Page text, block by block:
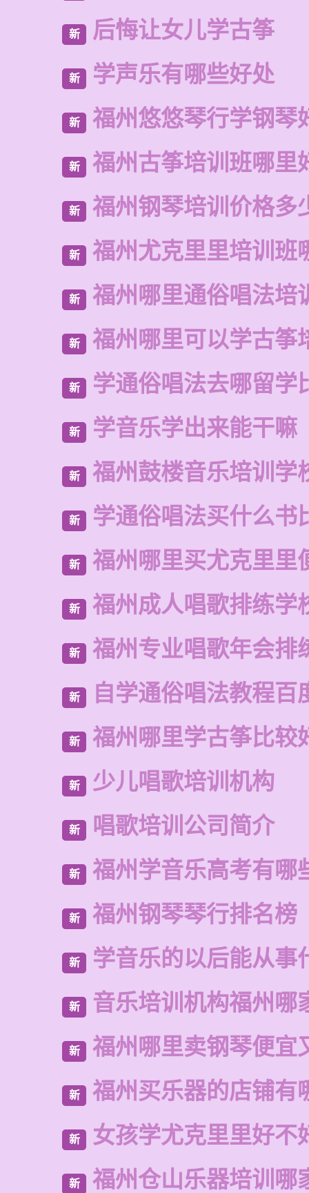
新 后悔让女儿学古筝
新 学声乐有哪些好处
新 福州悠悠琴行学钢琴
新 福州古筝培训班哪里
新 福州钢琴培训价格多
新 福州尤克里里培训班
新 福州哪里通俗唱法培
新 福州哪里可以学古筝
新 学通俗唱法去哪留学
新 学音乐学出来能干嘛
新 福州鼓楼音乐培训学
新 学通俗唱法买什么书
新 福州哪里买尤克里里
新 福州成人唱歌排练学
新 福州专业唱歌年会排
新 自学通俗唱法教程百
新 福州哪里学古筝比较
新 少儿唱歌培训机构
新 唱歌培训公司简介
新 福州学音乐高考有哪
新 福州钢琴琴行排名榜
新 学音乐的以后能从事
新 音乐培训机构福州哪
新 福州哪里卖钢琴便宜
新 福州买乐器的店铺有
新 女孩学尤克里里好不
新 福州仓山乐器培训哪